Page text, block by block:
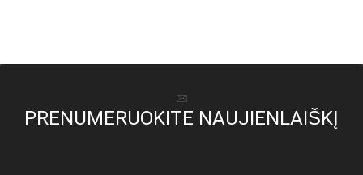
PRENUMERUOKITE NAUJIENLAIŠKĮ